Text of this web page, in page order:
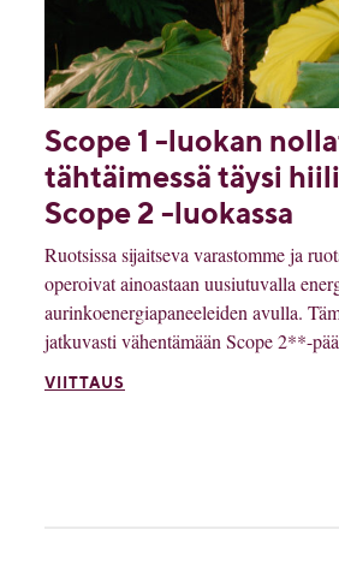
Scope 1 -luokan
tähtäimessä täysi
Scope 2 -luokassa
Ruotsissa sijaitseva varastomme ja
operoivat ainoastaan uusiutuvalla
aurinkoenergiapaneeleiden avulla.
jatkuvasti vähentämään Scope 2**-
VIITTAUS